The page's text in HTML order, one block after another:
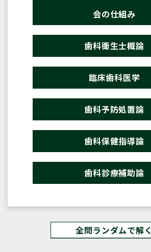
会の仕組み
歯科衛生士概論
臨床歯科医学
歯科予防処置論
歯科保健指導論
歯科診療補助論
全問ランダムで解く